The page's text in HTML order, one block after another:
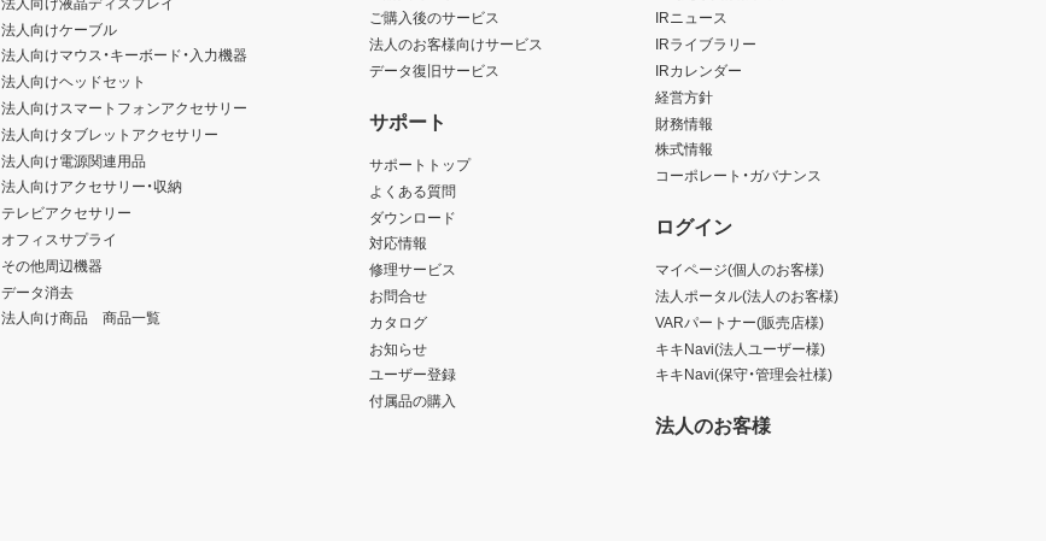
法人向けケーブル
法人向けマウス・キーボード・入力機器
法人向けヘッドセット
法人向けスマートフォンアクセサリー
法人向けタブレットアクセサリー
法人向け電源関連用品
法人向けアクセサリー・収納
テレビアクセサリー
オフィスサプライ
その他周辺機器
データ消去
法人向け商品 商品一覧
ご購入後のサービス
法人のお客様向けサービス
データ復旧サービス
サポート
サポートトップ
よくある質問
ダウンロード
対応情報
修理サービス
お問合せ
カタログ
お知らせ
ユーザー登録
付属品の購入
IRニュース
IRライブラリー
IRカレンダー
経営方針
財務情報
株式情報
コーポレート・ガバナンス
ログイン
マイページ(個人のお客様)
法人ポータル(法人のお客様)
VARパートナー(販売店様)
キキNavi(法人ユーザー様)
キキNavi(保守・管理会社様)
法人のお客様